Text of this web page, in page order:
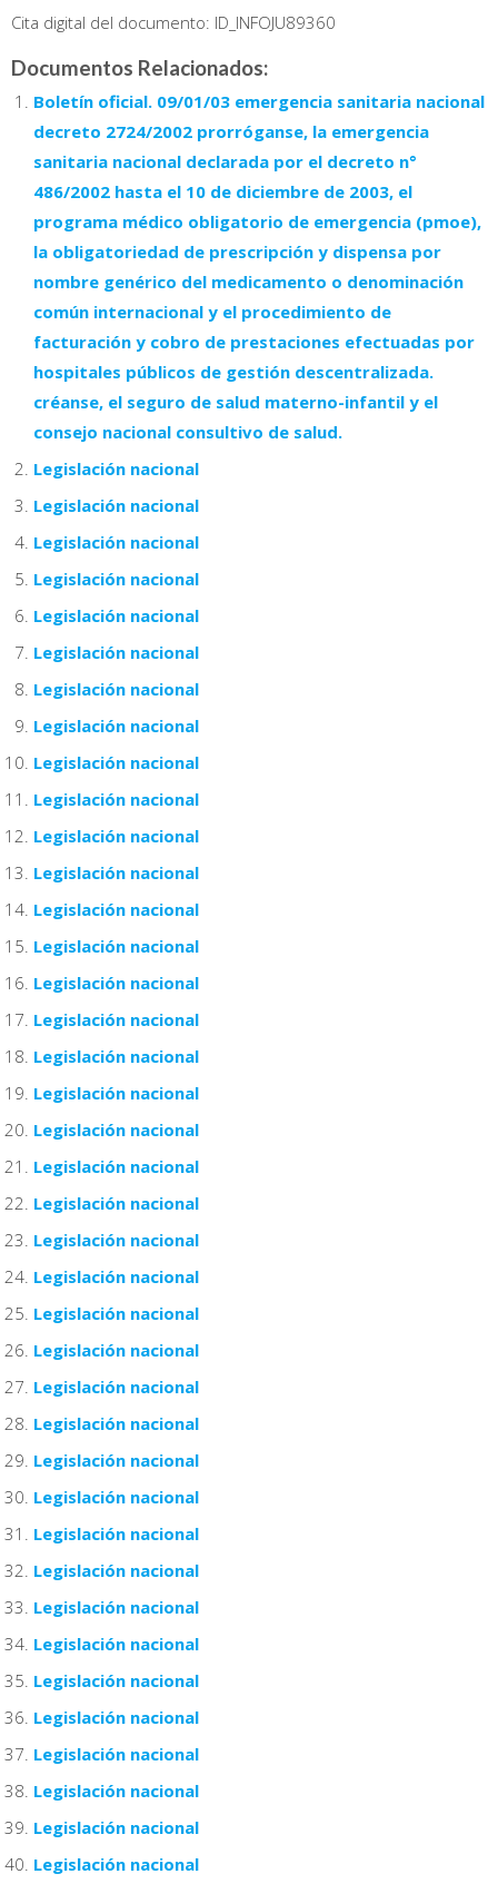
Cita digital del documento: ID_INFOJU89360
Documentos Relacionados:
Boletín oficial. 09/01/03 emergencia sanitaria nacional
decreto 2724/2002 prorróganse, la emergencia
sanitaria nacional declarada por el decreto n°
486/2002 hasta el 10 de diciembre de 2003, el
programa médico obligatorio de emergencia (pmoe),
la obligatoriedad de prescripción y dispensa por
nombre genérico del medicamento o denominación
común internacional y el procedimiento de
facturación y cobro de prestaciones efectuadas por
hospitales públicos de gestión descentralizada.
créanse, el seguro de salud materno-infantil y el
consejo nacional consultivo de salud.
Legislación nacional
Legislación nacional
Legislación nacional
Legislación nacional
Legislación nacional
Legislación nacional
Legislación nacional
Legislación nacional
Legislación nacional
Legislación nacional
Legislación nacional
Legislación nacional
Legislación nacional
Legislación nacional
Legislación nacional
Legislación nacional
Legislación nacional
Legislación nacional
Legislación nacional
Legislación nacional
Legislación nacional
Legislación nacional
Legislación nacional
Legislación nacional
Legislación nacional
Legislación nacional
Legislación nacional
Legislación nacional
Legislación nacional
Legislación nacional
Legislación nacional
Legislación nacional
Legislación nacional
Legislación nacional
Legislación nacional
Legislación nacional
Legislación nacional
Legislación nacional
Legislación nacional